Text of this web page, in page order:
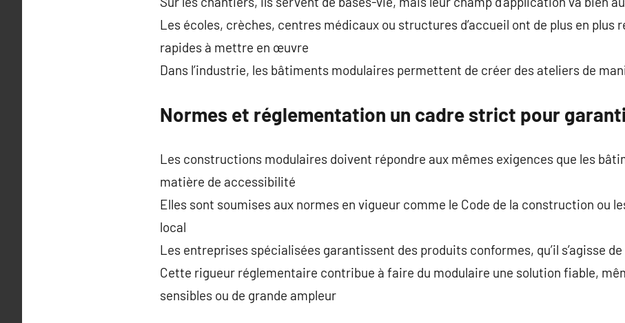
Les écoles, crèches, centres médicaux ou structures d’accueil ont de plus en plus
rapides à mettre en œuvre
Dans l’industrie, les bâtiments modulaires permettent de créer des ateliers de
Normes et réglementation un cadre strict pour
Les constructions modulaires doivent répondre aux mêmes exigences que les
matière de accessibilité
Elles sont soumises aux normes en vigueur comme le Code de la construction ou
local
Les entreprises spécialisées garantissent des produits conformes, qu’il s’agisse
Cette rigueur réglementaire contribue à faire du modulaire une solution fiable,
sensibles ou de grande ampleur